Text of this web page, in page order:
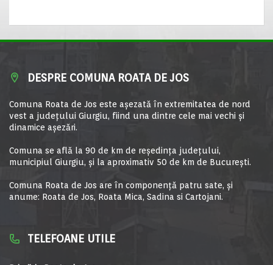
DESPRE COMUNA ROATA DE JOS
Comuna Roata de Jos este aşezată în extremitatea de nord
vest a judeţului Giurgiu, fiind una dintre cele mai vechi şi
dinamice aşezări.
Comuna se află la 90 de km de reşedinţa judeţului,
municipiul Giurgiu, şi la aproximativ 50 de km de Bucureşti.
Comuna Roata de Jos are în componență patru sate, și
anume: Roata de Jos, Roata Mica, Sadina si Cartojani.
TELEFOANE UTILE